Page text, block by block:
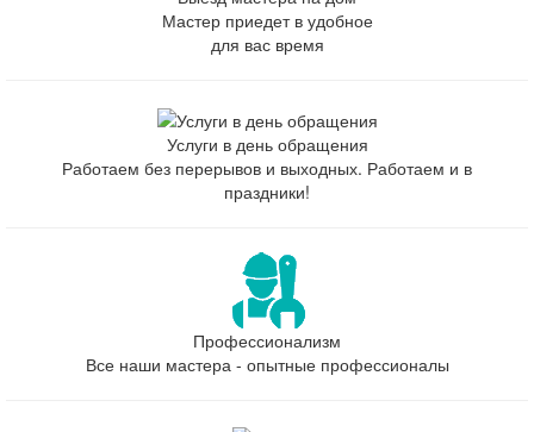
Мастер приедет в удобное
для вас время
Услуги в день обращения
Работаем без перерывов и выходных. Работаем и в
праздники!
Профессионализм
Все наши мастера - опытные профессионалы